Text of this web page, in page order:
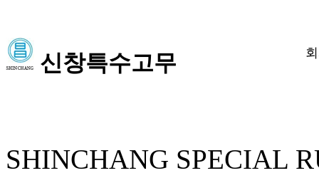
신창특수고무
SHINCHANG SPECIAL